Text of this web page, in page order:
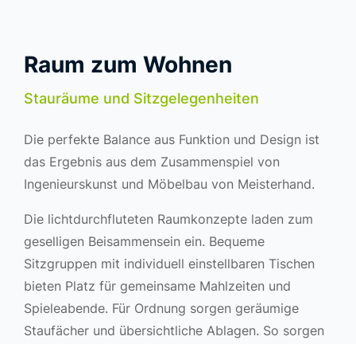
Raum zum Wohnen
Stauräume und Sitzgelegenheiten
Die perfekte Balance aus Funktion und Design ist
das Ergebnis aus dem Zusammenspiel von
Ingenieurskunst und Möbelbau von Meisterhand.
Die lichtdurchfluteten Raumkonzepte laden zum
geselligen Beisammensein ein. Bequeme
Sitzgruppen mit individuell einstellbaren Tischen
bieten Platz für gemeinsame Mahlzeiten und
Spieleabende. Für Ordnung sorgen geräumige
Staufächer und übersichtliche Ablagen. So sorgen